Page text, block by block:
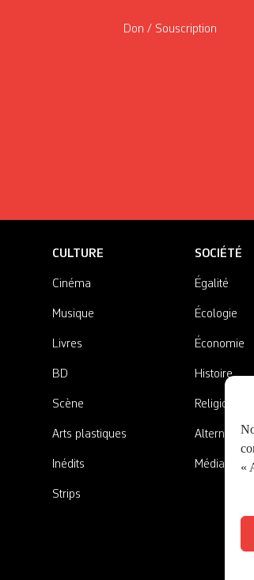
«
Don / Souscription
CULTURE
Cinéma
Musique
Livres
BD
Scène
Arts plastiques
Inédits
Strips
SOCIÉTÉ
Égalité
Écologie
Économie
Histoire
Religions
Alternatives
Médias